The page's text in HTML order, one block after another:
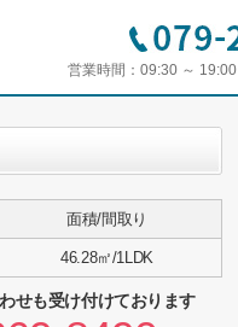
営業時間： 09:30 ～ 19:00
面積/間取り
46.28㎡/1LDK
せも受け付けております